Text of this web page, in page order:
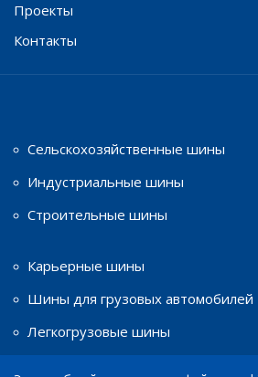
Проекты
Контакты
Сельскохозяйственные шины
Индустриальные шины
Строительные шины
Карьерные шины
Шины для грузовых автомобилей
Легкогрузовые шины